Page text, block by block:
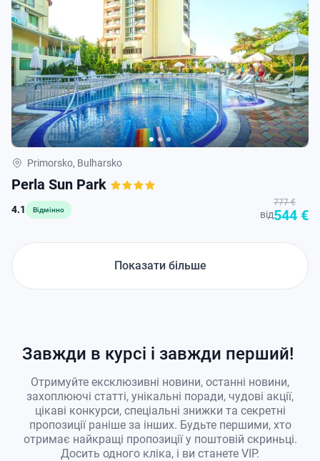
Primorsko, Bulharsko
Perla Sun Park
4.1 Відмінно від
777 €
544 €
Показати більше
Завжди в курсі і завжди перший!
Отримуйте ексклюзивні новини, останні новини,
захоплюючі статті, унікальні поради, чудові акції,
цікаві конкурси, спеціальні знижки та секретні
пропозиції раніше за інших. Будьте першими, хто
отримає найкращі пропозиції у поштовій скриньці.
Досить одного кліка, і ви станете VIP.